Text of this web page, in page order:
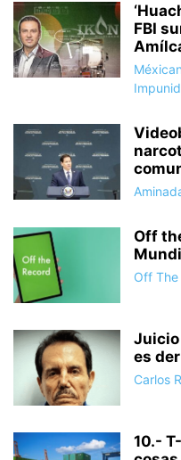
FBI
Off
Off The
Juicio
es
Carlos
10.-